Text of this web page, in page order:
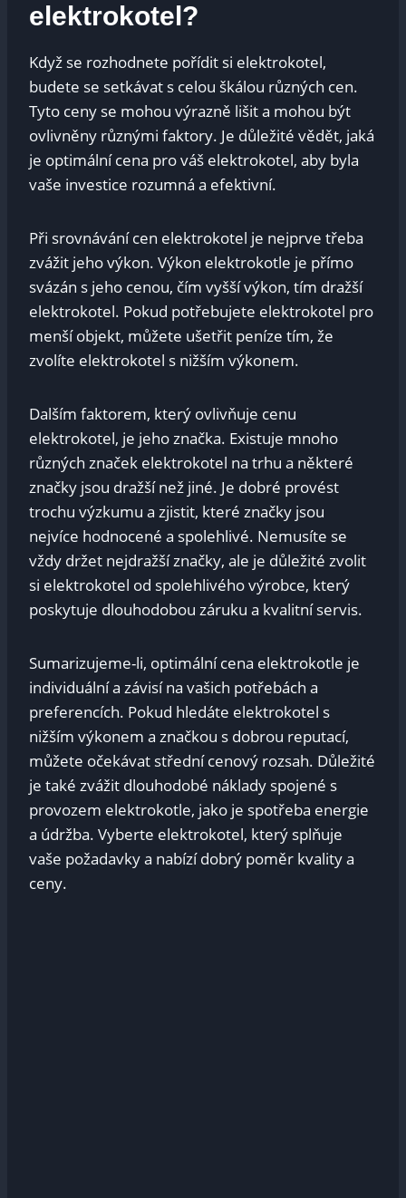
elektrokotel?
Když se rozhodnete pořídit si elektrokotel,
budete se setkávat s celou škálou různých cen.
Tyto ceny se mohou výrazně lišit a mohou být
ovlivněny různými faktory. Je důležité vědět, jaká
je optimální cena pro váš elektrokotel, aby byla
vaše investice rozumná a efektivní.
Při srovnávání cen elektrokotel je nejprve třeba
zvážit jeho výkon. Výkon elektrokotle je přímo
svázán s jeho cenou, čím vyšší výkon, tím dražší
elektrokotel. Pokud potřebujete elektrokotel pro
menší objekt, můžete ušetřit peníze tím, že
zvolíte elektrokotel s nižším výkonem.
Dalším faktorem, který ovlivňuje cenu
elektrokotel, je jeho značka. Existuje mnoho
různých značek elektrokotel na trhu a některé
značky jsou dražší než jiné. Je dobré provést
trochu výzkumu a zjistit, které značky jsou
nejvíce hodnocené a spolehlivé. Nemusíte se
vždy držet nejdražší značky, ale je důležité zvolit
si elektrokotel od spolehlivého výrobce, který
poskytuje dlouhodobou záruku a kvalitní servis.
Sumarizujeme-li, optimální cena elektrokotle je
individuální a závisí na vašich potřebách a
preferencích. Pokud hledáte elektrokotel s
nižším výkonem a značkou s dobrou reputací,
můžete očekávat střední cenový rozsah. Důležité
je také zvážit dlouhodobé náklady spojené s
provozem elektrokotle, jako je spotřeba energie
a údržba. Vyberte elektrokotel, který splňuje
vaše požadavky a nabízí dobrý poměr kvality a
ceny.